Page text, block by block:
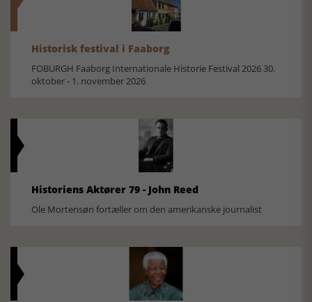
Historisk festival i Faaborg
FOBURGH Faaborg Internationale Historie Festival 2026 30.
oktober - 1. november 2026
Historiens Aktører 79 - John Reed
Ole Mortensøn fortæller om den amerikanske journalist